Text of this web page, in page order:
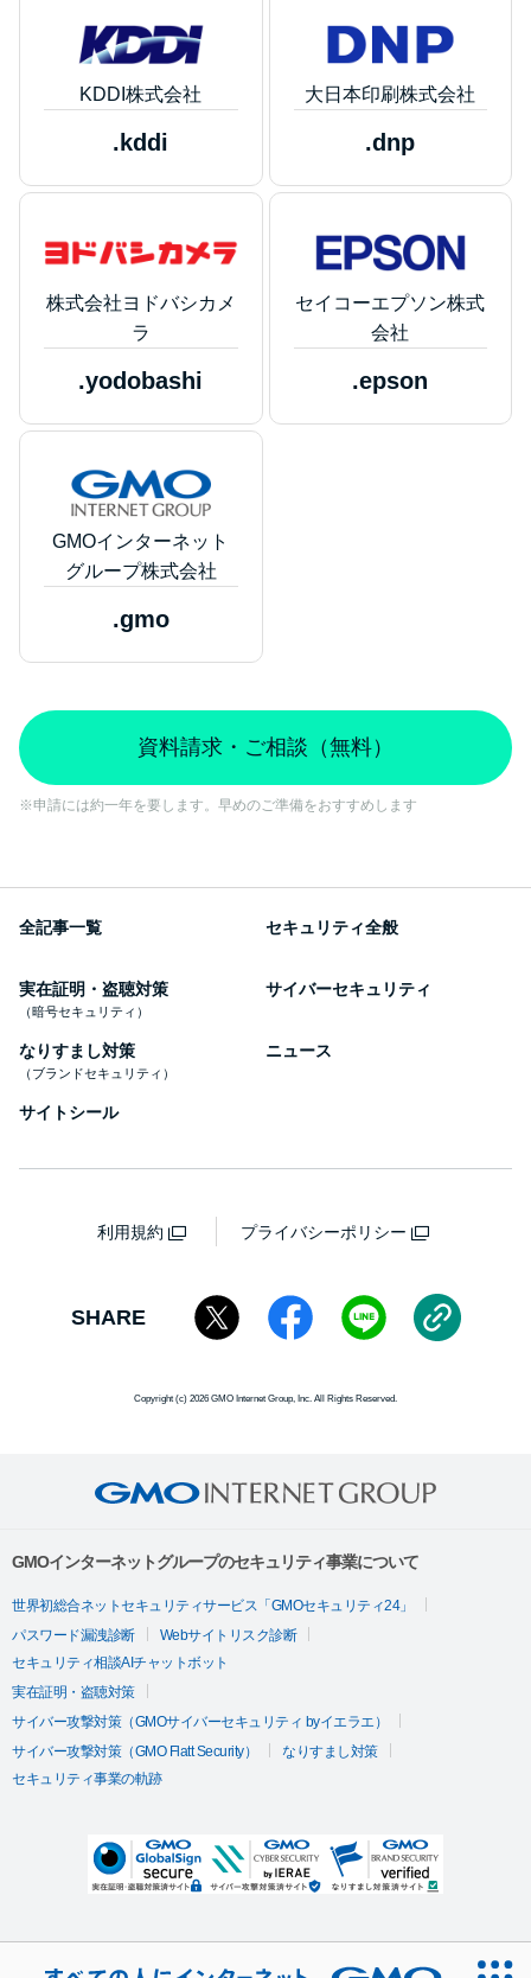
KDDI株式会社
.kddi
大日本印刷株式会社
.dnp
株式会社ヨドバシカメ
ラ
.yodobashi
セイコーエプソン株式
会社
.epson
GMOインターネット
グループ株式会社
.gmo
資料請求・ご相談（無料）
※申請には約一年を要します。早めのご準備をおすすめします
全記事一覧 セキュリティ全般
実在証明・盗聴対策
（暗号セキュリティ）
サイバーセキュリティ
なりすまし対策
（ブランドセキュリティ）
ニュース
サイトシール
利用規約 プライバシーポリシー
SHARE
Copyright (c) 2026 GMO Internet Group, Inc. All Rights Reserved.
GMOインターネットグループのセキュリティ事業について
世界初総合ネットセキュリティサービス「GMOセキュリティ24」
パスワード漏洩診断
Webサイトリスク診断
セキュリティ相談AIチャットボット
実在証明・盗聴対策
サイバー攻撃対策（GMOサイバーセキュリティ byイエラエ）
サイバー攻撃対策（GMO Flatt Security）
なりすまし対策
セキュリティ事業の軌跡